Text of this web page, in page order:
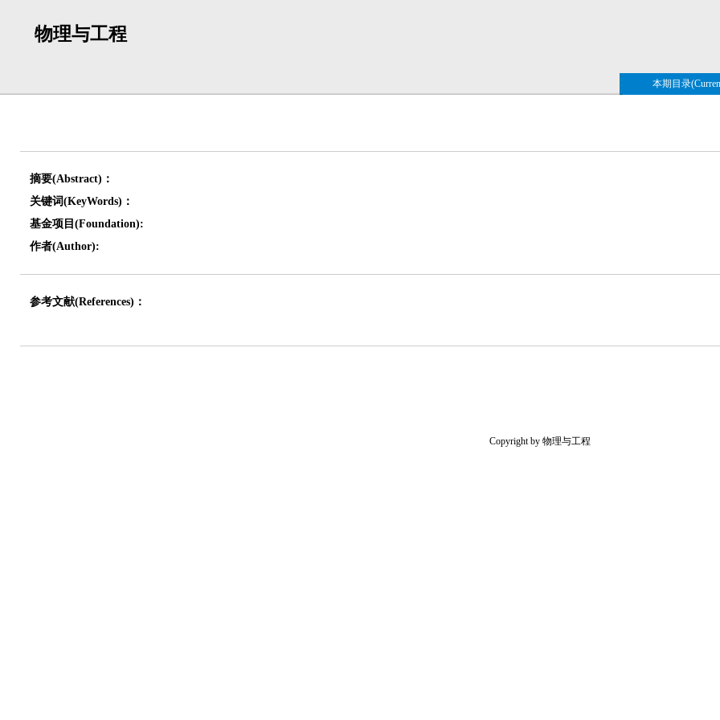
物理与工程
本期目录
摘要(Abstract)：
关键词(KeyWords)：
基金项目(Foundation):
作者(Author):
参考文献(References)：
Copyright by 物理与工程